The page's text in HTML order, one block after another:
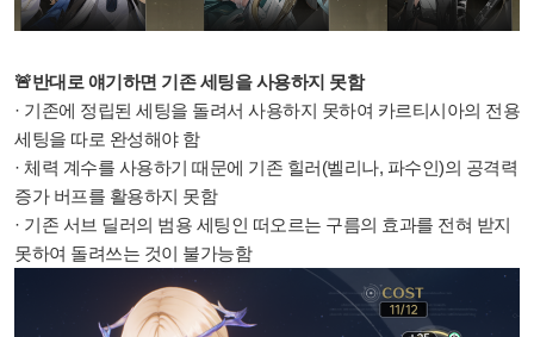
🚨반대로 얘기하면 기존 세팅을 사용하지 못함
· 기존에 정립된 세팅을 돌려서 사용하지 못하여 카르티시아의 전용
세팅을 따로 완성해야 함
· 체력 계수를 사용하기 때문에 기존 힐러(벨리나, 파수인)의 공격력
증가 버프를 활용하지 못함
· 기존 서브 딜러의 범용 세팅인 떠오르는 구름의 효과를 전혀 받지
못하여 돌려쓰는 것이 불가능함